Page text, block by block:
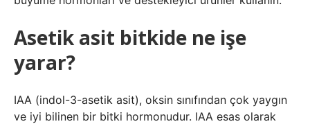
Asetik asit bitkide ne işe
yarar?
IAA (indol-3-asetik asit), oksin sınıfından çok yaygın
ve iyi bilinen bir bitki hormonudur. IAA esas olarak